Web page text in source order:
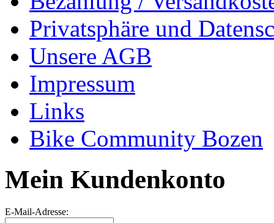
Privatsphäre und
Unsere AGB
Impressum
Links
Bike Community Bozen
Mein Kundenkonto
E-Mail-Adresse: